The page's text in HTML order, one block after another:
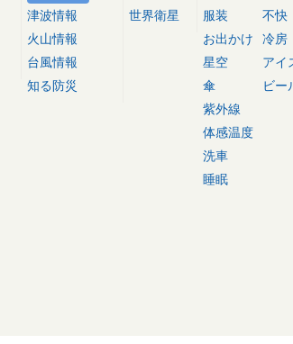
津波情報
火山情報
台風情報
知る防災
世界衛星
服装
お出かけ
星空
傘
紫外線
体感温度
洗車
睡眠
不快
冷房
アイ
ビー